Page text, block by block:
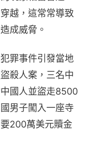
越，這常常導致
成威脅。
罪事件引發當地
殺人案，三名中
國人並盜走8500
男子闖入一座寺
200萬美元贖金